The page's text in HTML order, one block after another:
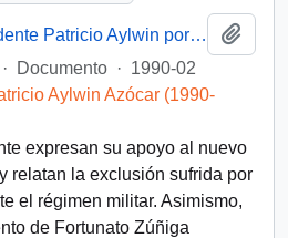
Carta dirigida al Presidente Patricio Aylwin por trabajadores activos, jubilados y exonerados de Endesa, junto con diversos comandos sindicales y organizaciones de la CUT de la zona oeste.
· Documento · 1990-02
Aylwin Azócar (1990-
expresan su apoyo al nuevo
relatan la exclusión sufrida por
el régimen militar. Asimismo,
de Fortunato Zúñiga